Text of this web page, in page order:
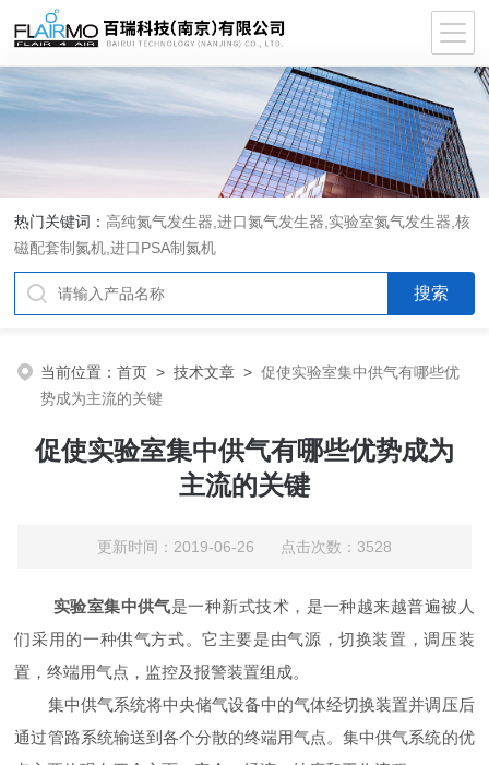
热门关键词： 高纯氮气发生器,进口氮气发生器,实验室氮气发生器,核
磁配套制氮机,进口PSA制氮机
当前位置：首页 >技术文章 >促使实验室集中供气有哪些优
势成为主流的关键
促使实验室集中供气有哪些优势成为
主流的关键
更新时间：2019-06-26 点击次数：3528
实验室集中供气是一种新式技术，是一种越来越普遍被人
们采用的一种供气方式。它主要是由气源，切换装置，调压装
置，终端用气点，监控及报警装置组成。
集中供气系统将中央储气设备中的气体经切换装置并调压后
通过管路系统输送到各个分散的终端用气点。集中供气系统的优